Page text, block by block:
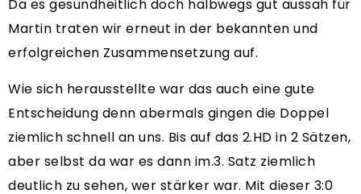
Da es gesundheitlich doch halbwegs gut aussah für
Martin traten wir erneut in der bekannten und
erfolgreichen Zusammensetzung auf.
Wie sich herausstellte war das auch eine gute
Entscheidung denn abermals gingen die Doppel
ziemlich schnell an uns. Bis auf das 2.HD in 2 Sätzen,
aber selbst da war es dann im.3. Satz ziemlich
deutlich zu sehen, wer stärker war. Mit dieser 3:0